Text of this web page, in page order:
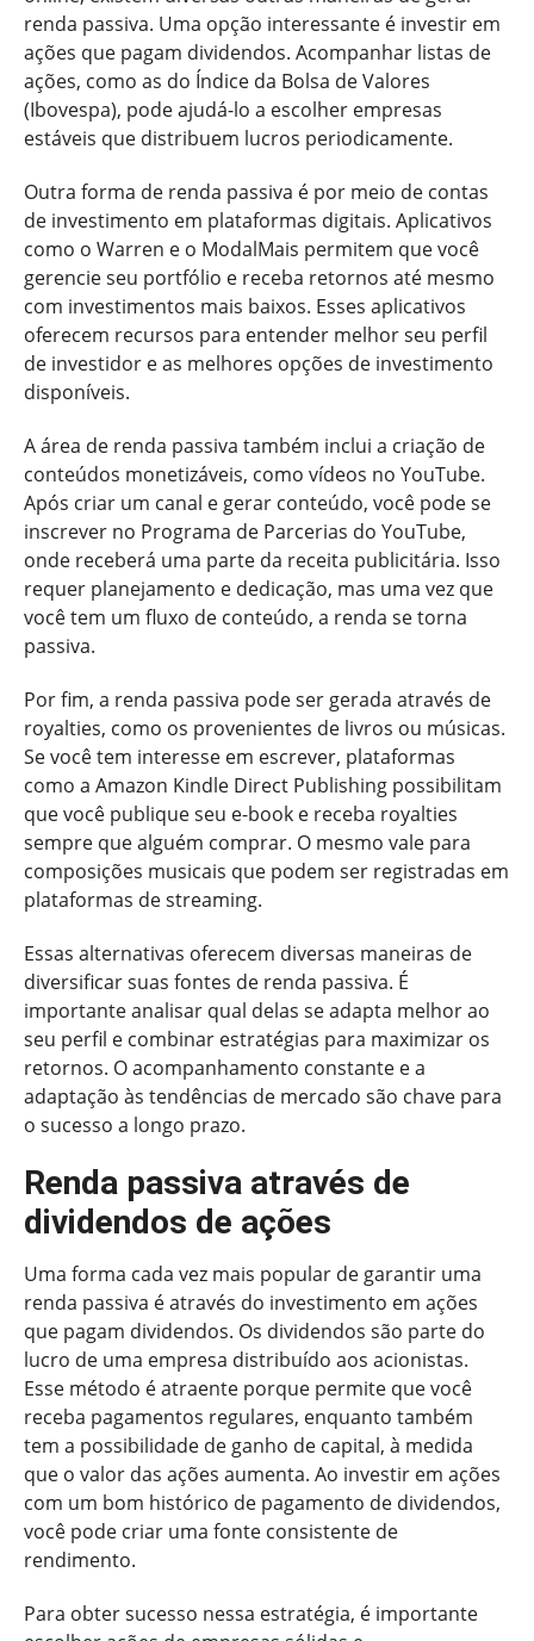
renda passiva. Uma opção interessante é investir em
ações que pagam dividendos. Acompanhar listas de
ações, como as do Índice da Bolsa de Valores
(Ibovespa), pode ajudá-lo a escolher empresas
estáveis que distribuem lucros periodicamente.
Outra forma de renda passiva é por meio de contas
de investimento em plataformas digitais. Aplicativos
como o Warren e o ModalMais permitem que você
gerencie seu portfólio e receba retornos até mesmo
com investimentos mais baixos. Esses aplicativos
oferecem recursos para entender melhor seu perfil
de investidor e as melhores opções de investimento
disponíveis.
A área de renda passiva também inclui a criação de
conteúdos monetizáveis, como vídeos no YouTube.
Após criar um canal e gerar conteúdo, você pode se
inscrever no Programa de Parcerias do YouTube,
onde receberá uma parte da receita publicitária. Isso
requer planejamento e dedicação, mas uma vez que
você tem um fluxo de conteúdo, a renda se torna
passiva.
Por fim, a renda passiva pode ser gerada através de
royalties, como os provenientes de livros ou músicas.
Se você tem interesse em escrever, plataformas
como a Amazon Kindle Direct Publishing possibilitam
que você publique seu e-book e receba royalties
sempre que alguém comprar. O mesmo vale para
composições musicais que podem ser registradas em
plataformas de streaming.
Essas alternativas oferecem diversas maneiras de
diversificar suas fontes de renda passiva. É
importante analisar qual delas se adapta melhor ao
seu perfil e combinar estratégias para maximizar os
retornos. O acompanhamento constante e a
adaptação às tendências de mercado são chave para
o sucesso a longo prazo.
Renda passiva através de
dividendos de ações
Uma forma cada vez mais popular de garantir uma
renda passiva é através do investimento em ações
que pagam dividendos. Os dividendos são parte do
lucro de uma empresa distribuído aos acionistas.
Esse método é atraente porque permite que você
receba pagamentos regulares, enquanto também
tem a possibilidade de ganho de capital, à medida
que o valor das ações aumenta. Ao investir em ações
com um bom histórico de pagamento de dividendos,
você pode criar uma fonte consistente de
rendimento.
Para obter sucesso nessa estratégia, é importante